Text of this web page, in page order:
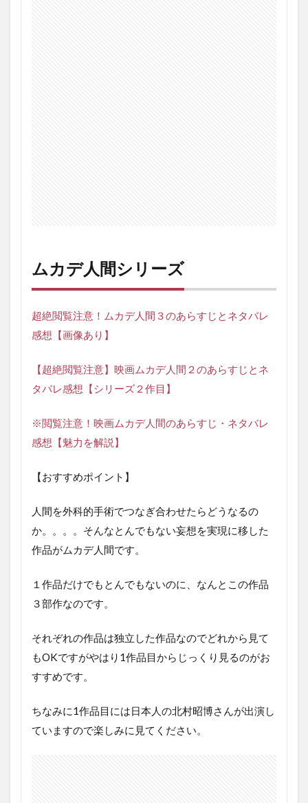
ムカデ人間シリーズ
超絶閲覧注意！ムカデ人間３のあらすじとネタバレ
感想【画像あり】
【超絶閲覧注意】映画ムカデ人間２のあらすじとネ
タバレ感想【シリーズ２作目】
※閲覧注意！映画ムカデ人間のあらすじ・ネタバレ
感想【魅力を解説】
【おすすめポイント】
人間を外科的手術でつなぎ合わせたらどうなるの
か。。。。そんなとんでもない妄想を実現に移した
作品がムカデ人間です。
１作品だけでもとんでもないのに、なんとこの作品
３部作なのです。
それぞれの作品は独立した作品なのでどれから見て
もOKですがやはり1作品目からじっくり見るのがお
すすめです。
ちなみに1作品目には日本人の北村昭博さんが出演し
ていますので楽しみに見てください。